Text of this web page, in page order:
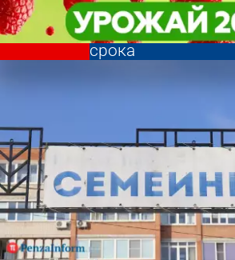
Сквер
должны сдать на
срока
Общество Сквер
должны сдать на
срока
Общество
Другие
теме
Погода и
валют в